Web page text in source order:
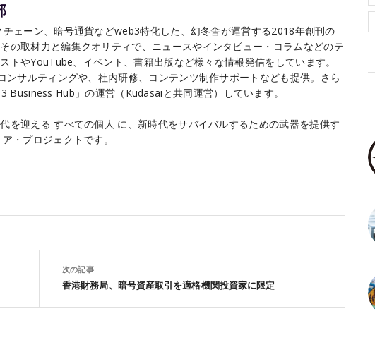
ェーン、暗号通貨などweb3特化した、幻冬舎が運営する2018年創刊の
の取材力と編集クオリティで、ニュースやインタビュー・コラムなどのテ
トやYouTube、イベント、書籍出版など様々な情報発信をしています。
ンサルティングや、社内研修、コンテンツ制作サポートなども提供。さら
Business Hub」の運営（Kudasaiと共同運営）しています。
を迎える すべての個人 に、新時代をサバイバルするための武器を提供す
・プロジェクトです。
次の記事
香港財務局、暗号資産取引を適格機関投資家に限定